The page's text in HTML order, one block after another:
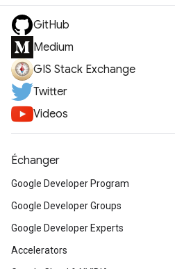
GitHub
Medium
GIS Stack Exchange
Twitter
Videos
Échanger
Google Developer Program
Google Developer Groups
Google Developer Experts
Accelerators